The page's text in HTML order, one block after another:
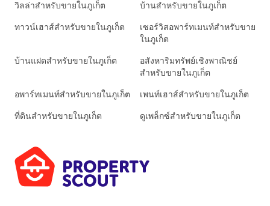
วิลล่าสำหรับขายในภูเก็ต บ้านสำหรับขายในภูเก็ต
ทาวน์เฮาส์สำหรับขายในภูเก็ต
เซอร์วิสอพาร์ทเมนท์สำหรับขาย
ในภูเก็ต
บ้านแฝดสำหรับขายในภูเก็ต
อสังหาริมทรัพย์เชิงพาณิชย์
สำหรับขายในภูเก็ต
อพาร์ทเมนท์สำหรับขายในภูเก็ต เพนท์เฮาส์สำหรับขายในภูเก็ต
ที่ดินสำหรับขายในภูเก็ต ดูเพล็กซ์สำหรับขายในภูเก็ต